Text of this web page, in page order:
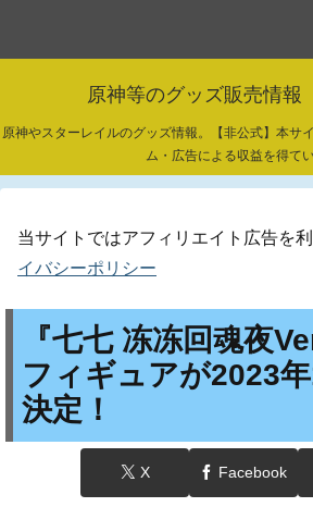
原神等のグッズ販売情報
原神やスターレイルのグッズ情報。【非公式】本サ
ム・広告による収益を得て
当サイトではアフィリエイト広告を利
イバシーポリシー
『七七 冻冻回魂夜
フィギュアが2023
決定！
X Facebook